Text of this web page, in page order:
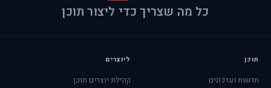
כל מה שצריך כדי ליצור תוכן
תוכן
חדשות ועדכונים
ליוצרים
קהילת יוצרים תוכן